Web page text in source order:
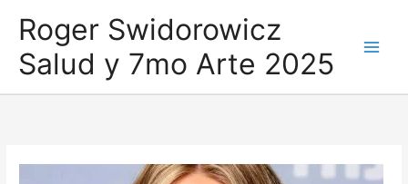
contenido
Roger Swidorowicz
Salud y 7mo Arte 2025